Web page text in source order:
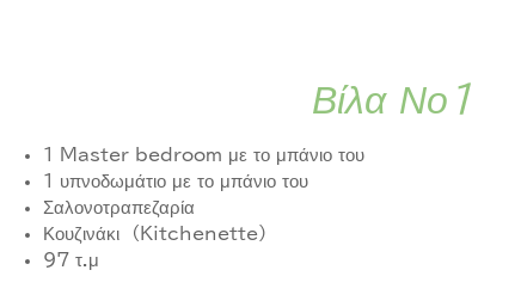
Βίλα Νο1
1 Master bedroom με το μπάνιο του
1 υπνοδωμάτιο με το μπάνιο του
Σαλονοτραπεζαρία
Κουζινάκι (Kitchenette)
97 τ.μ